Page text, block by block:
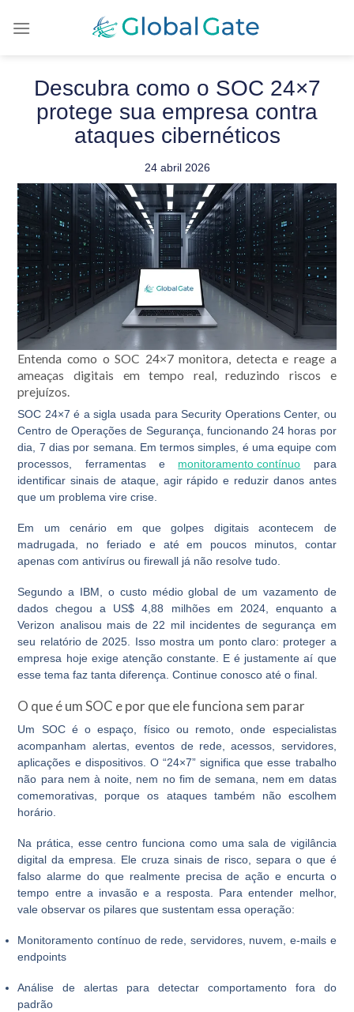
Descubra como o SOC 24×7
protege sua empresa contra
ataques cibernéticos
24 abril 2026
Entenda como o SOC 24×7 monitora, detecta e reage a
ameaças digitais em tempo real, reduzindo riscos e
prejuízos.
SOC 24×7 é a sigla usada paraSecurity Operations Center, ou
Centro de Operações de Segurança, funcionando 24 horas por
dia, 7 dias por semana. Em termos simples, é uma equipe com
processos, ferramentas e monitoramento contínuo para
identificar sinais de ataque, agir rápido e reduzir danos antes
que um problema vire crise.
Em um cenário em que golpes digitais acontecem de
madrugada, no feriado e até em poucos minutos, contar
apenas com antivírus ou firewall já não resolve tudo.
Segundo a IBM, o custo médio global de um vazamento de
dados chegou a US$ 4,88 milhões em 2024, enquanto a
Verizon analisou mais de 22 mil incidentes de segurança em
seu relatório de 2025. Isso mostra um ponto claro: proteger a
empresa hoje exige atenção constante. E é justamente aí que
esse tema faz tanta diferença. Continue conosco até o final.
O que é um SOC e por que ele funciona sem parar
Um SOCé o espaço, físico ou remoto, onde especialistas
acompanham alertas, eventos de rede, acessos, servidores,
aplicações e dispositivos. O “24×7” significa que esse trabalho
não para nem à noite, nem no fim de semana, nem em datas
comemorativas, porque os ataques também não escolhem
horário.
Na prática, esse centro funciona como uma sala de vigilância
digital da empresa. Ele cruza sinais de risco, separa o que é
falso alarme do que realmente precisa de ação e encurta o
tempo entre a invasão e a resposta. Para entender melhor,
vale observar os pilares que sustentam essa operação:
Monitoramento contínuo de rede, servidores, nuvem, e-mails e
endpoints
Análise de alertas para detectar comportamento fora do
padrão